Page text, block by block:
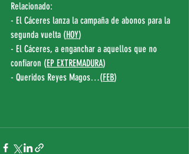
Relacionado:
- El Cáceres lanza la campaña de abonos para la
segunda vuelta (HOY)
- El Cáceres, a enganchar a aquellos que no
confiaron (EP EXTREMADURA)
- Queridos Reyes Magos…(FEB)